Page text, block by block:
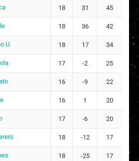
18 31 45
18 36 42
U. 18 17 34
17 -2 25
16 -9 22
16 1 20
17 -6 20
18 -12 17
18 -25 17